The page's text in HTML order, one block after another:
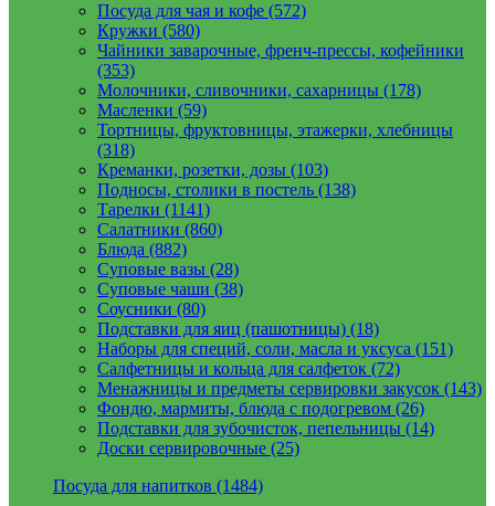
Посуда для чая и кофе (572)
Кружки (580)
Чайники заварочные, френч-прессы, кофейники
(353)
Молочники, сливочники, сахарницы (178)
Масленки (59)
Тортницы, фруктовницы, этажерки, хлебницы
(318)
Креманки, розетки, дозы (103)
Подносы, столики в постель (138)
Тарелки (1141)
Салатники (860)
Блюда (882)
Суповые вазы (28)
Суповые чаши (38)
Соусники (80)
Подставки для яиц (пашотницы) (18)
Наборы для специй, соли, масла и уксуса (151)
Салфетницы и кольца для салфеток (72)
Менажницы и предметы сервировки закусок (143)
Фондю, мармиты, блюда с подогревом (26)
Подставки для зубочисток, пепельницы (14)
Доски сервировочные (25)
Посуда для напитков (1484)